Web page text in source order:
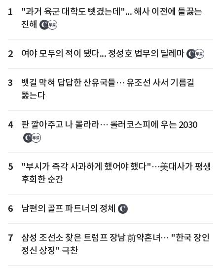
1
"과거 육군 대학도 뺏겼는데"... 해사 이전에 들끓는
진해
2 여야 모두의 적이 됐다... 정성호 법무의 딜레마
3
뱃길 막혀 답답한 산유국들… 유조선 사서 기름길
뚫는다
4 판 깔아주고 나 몰라라… 롤러코스피에 우는 2030
5
"부시가 즉각 사과하게 했어야 했다"…美대사가 평생
후회한 순간
6 남편의 골프 파트너의 정체
7
삼성 조선소 찾은 트럼프 장남 前약혼녀… "한국 장인
정신 상징" 극찬